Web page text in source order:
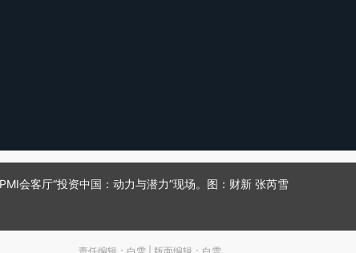
会客厅“投资中国：动力与潜力”现场。图：财新 张芮雪